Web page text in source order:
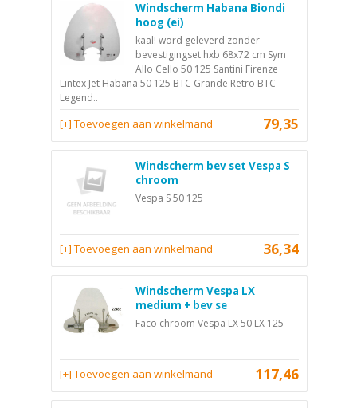
Windscherm Habana Biondi
hoog (ei)
kaal! word geleverd zonder
bevestigingset hxb 68x72 cm Sym
Allo Cello 50 125 Santini Firenze
Lintex Jet Habana 50 125 BTC Grande Retro BTC
Legend..
79,35
[+] Toevoegen aan winkelmand
Windscherm bev set Vespa S
chroom
Vespa S 50 125
36,34
[+] Toevoegen aan winkelmand
Windscherm Vespa LX
medium + bev se
Faco chroom Vespa LX 50 LX 125
117,46
[+] Toevoegen aan winkelmand